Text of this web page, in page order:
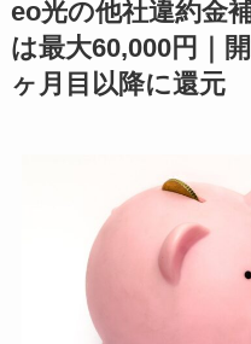
eo光の他社違約金
は最大60,000円｜
ヶ月目以降に還元